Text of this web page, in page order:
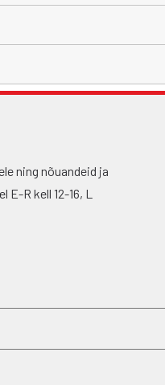
ning nõuandeid ja
R kell 12-16, L